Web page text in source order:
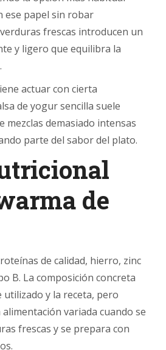
ese papel sin robar
frescas introducen un
y ligero que equilibra la
actuar con cierta
de yogur sencilla suele
mezclas demasiado intensas
parte del sabor del plato.
de
de calidad, hierro, zinc
B. La composición concreta
y la receta, pero
variada cuando se
frescas y se prepara con